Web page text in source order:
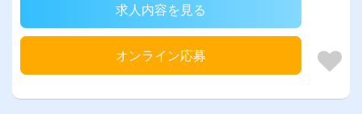
求人内容を見る
オンライン応募